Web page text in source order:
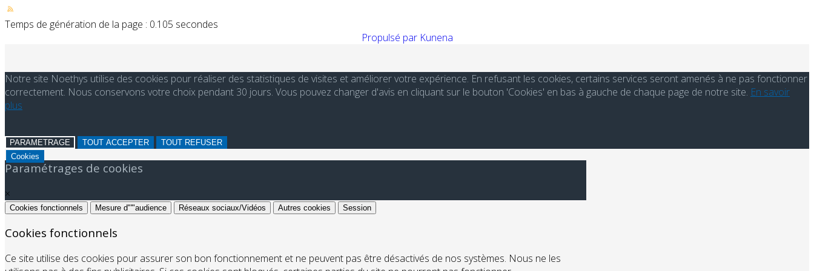
Temps de génération de la page : 0.105 secondes
Propulsé par Kunena
Notre site Noethys utilise des cookies pour réaliser des statistiques de visites et améliorer votre expérience. En refusant les cookies, certains services seront amenés à ne pas fonctionner
correctement. Nous conservons votre choix pendant 30 jours. Vous pouvez changer d'avis en cliquant sur le bouton 'Cookies' en bas à gauche de chaque page de notre site. En savoir
plus
PARAMETRAGE TOUT ACCEPTER
TOUT REFUSER
Cookies
Paramétrages de cookies
×
Cookies fonctionnels Mesure d"'"audience Réseaux sociaux/Vidéos Autres cookies Session
Cookies fonctionnels
Ce site utilise des cookies pour assurer son bon fonctionnement et ne peuvent pas être désactivés de nos systèmes. Nous ne les